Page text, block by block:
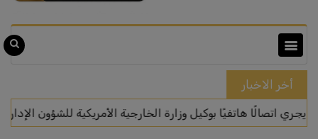
أخر الاخبار
هاتفيًا بوكيل وزارة الخارجية الأمريكية للشؤون الإدارية